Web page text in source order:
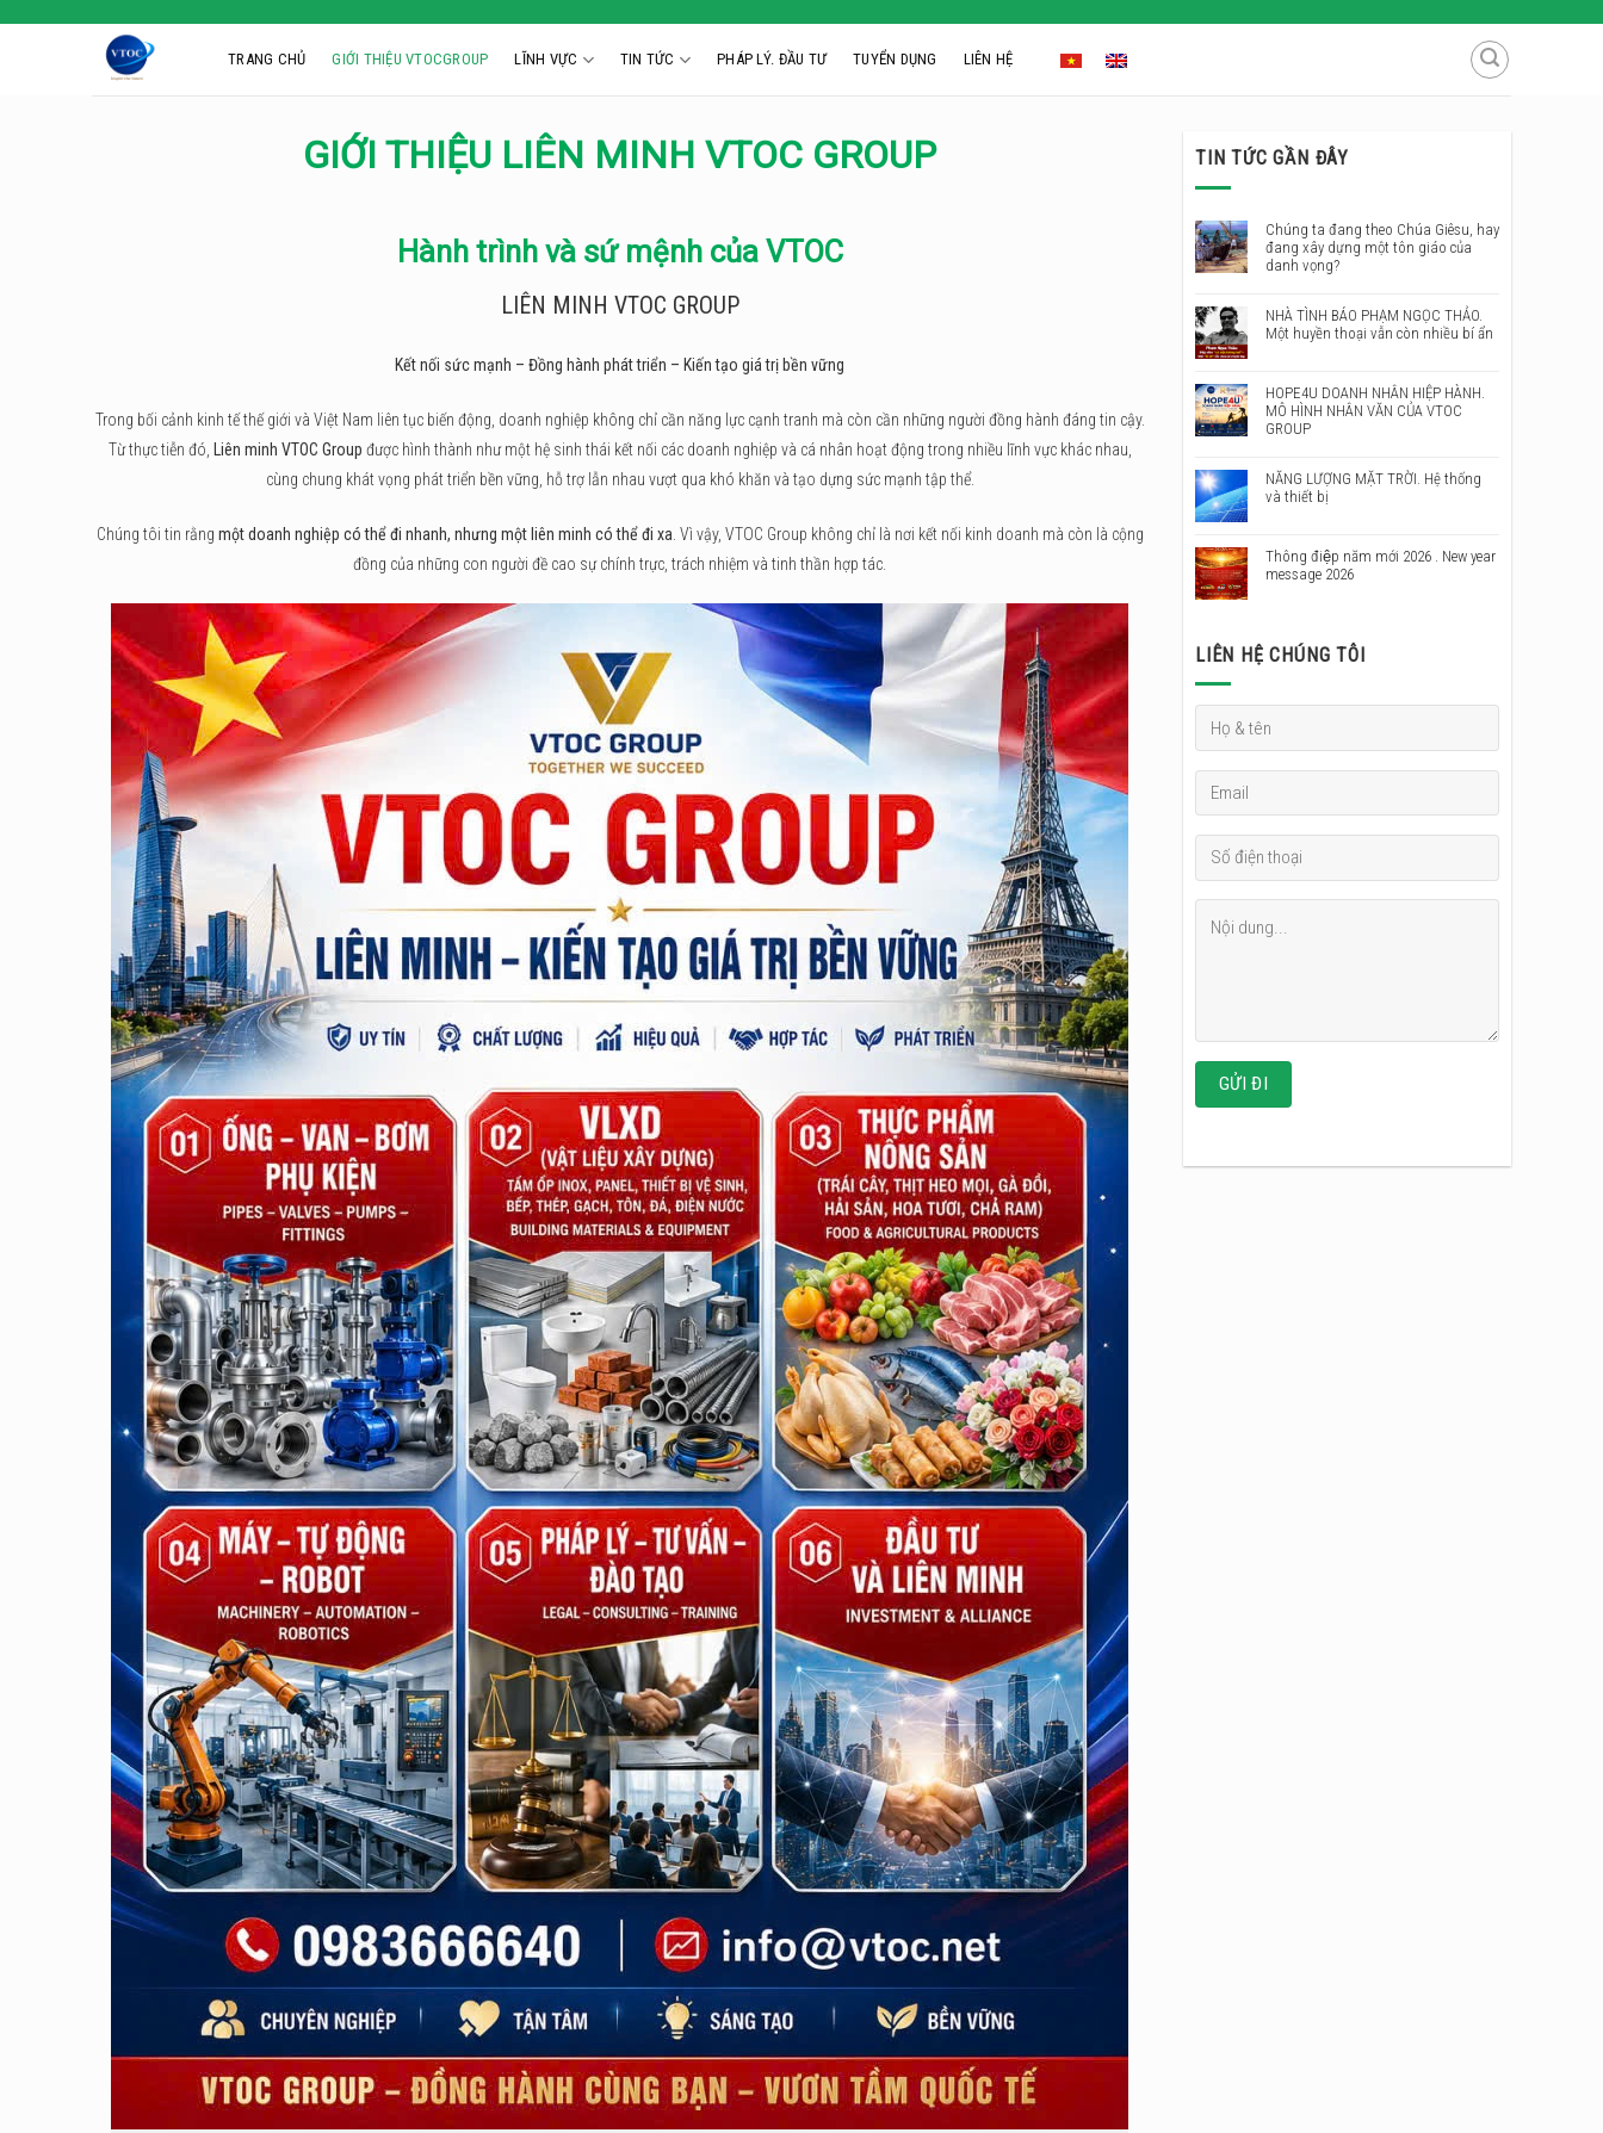
TRANG CHỦ GIỚI THIỆU VTOCGROUP LĨNH VỰC TIN TỨC PHÁP LÝ. ĐẦU TƯ TUYỂN DỤNG LIÊN HỆ
GIỚI THIỆU LIÊN MINH VTOC GROUP
Hành trình và sứ mệnh của VTOC
LIÊN MINH VTOC GROUP
Kết nối sức mạnh – Đồng hành phát triển – Kiến tạo giá trị bền vững
Trong bối cảnh kinh tế thế giới và Việt Nam liên tục biến động, doanh nghiệp không chỉ cần năng lực cạnh tranh mà còn cần những người đồng hành đáng tin cậy.
Từ thực tiễn đó,
Liên minh VTOC Group được hình thành như một hệ sinh thái kết nối các doanh nghiệp và cá nhân hoạt động trong nhiều lĩnh vực khác nhau,
cùng chung khát vọng phát triển bền vững, hỗ trợ lẫn nhau vượt qua khó khăn và tạo dựng sức mạnh tập thể.
Chúng tôi tin rằng một doanh nghiệp có thể đi nhanh, nhưng một liên minh có thể đi xa . Vì vậy, VTOC Group không chỉ là nơi kết nối kinh doanh mà còn là cộng
đồng của những con người đề cao sự chính trực, trách nhiệm và tinh thần hợp tác.
TIN TỨC GẦN ĐÂY
Chúng ta đang theo Chúa Giêsu, hay
đang xây dựng một tôn giáo của
danh vọng?
NHÀ TÌNH BÁO PHẠM NGỌC THẢO.
Một huyền thoại vẫn còn nhiều bí ẩn
HOPE4U DOANH NHÂN HIỆP HÀNH.
MÔ HÌNH NHÂN VĂN CỦA VTOC
GROUP
NĂNG LƯỢNG MẶT TRỜI. Hệ thống
và thiết bị
Thông điệp năm mới 2026 . New year
message 2026
LIÊN HỆ CHÚNG TÔI